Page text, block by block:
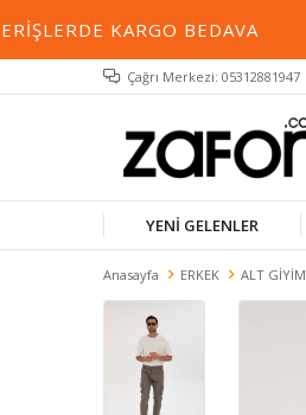
KARGO BEDAVA
Çağrı Merkezi: 05312881947
YENİ GELENLER
Anasayfa ERKEK ALT GİYİM